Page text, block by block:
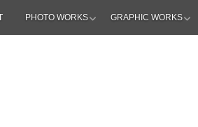
PHOTO WORKS GRAPHIC WORKS